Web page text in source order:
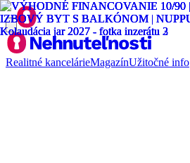
Realitné kancelárieMagazínUžitočné info